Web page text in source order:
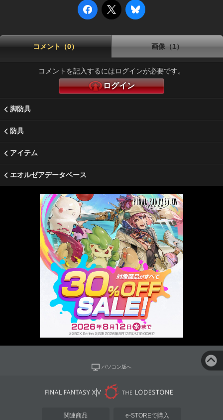
コメント（0） 画像（1）
コメントを記入するにはログインが必要です。
ログイン
脚防具
防具
アイテム
エオルゼアデータベース
パソコン版へ
関連商品 e-STOREで購入